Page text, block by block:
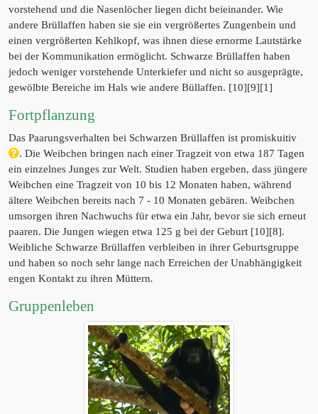
vorstehend und die Nasenlöcher liegen dicht beieinander. Wie
andere Brüllaffen haben sie sie ein vergrößertes Zungenbein und
einen vergrößerten Kehlkopf, was ihnen diese ernorme Lautstärke
bei der Kommunikation ermöglicht. Schwarze Brüllaffen haben
jedoch weniger vorstehende Unterkiefer und nicht so ausgeprägte,
gewölbte Bereiche im Hals wie andere Büllaffen. [10][9][1]
Fortpflanzung
Das Paarungsverhalten bei Schwarzen Brüllaffen ist promiskuitiv
. Die Weibchen bringen nach einer Tragzeit von etwa 187 Tagen
ein einzelnes Junges zur Welt. Studien haben ergeben, dass jüngere
Weibchen eine Tragzeit von 10 bis 12 Monaten haben, während
ältere Weibchen bereits nach 7 - 10 Monaten gebären. Weibchen
umsorgen ihren Nachwuchs für etwa ein Jahr, bevor sie sich erneut
paaren. Die Jungen wiegen etwa 125 g bei der Geburt [10][8].
Weibliche Schwarze Brüllaffen verbleiben in ihrer Geburtsgruppe
und haben so noch sehr lange nach Erreichen der Unabhängigkeit
engen Kontakt zu ihren Müttern.
Gruppenleben